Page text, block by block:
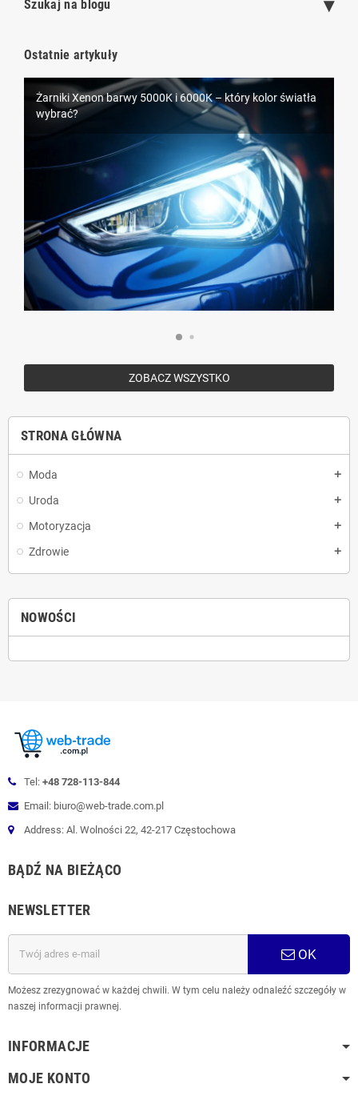
Szukaj na blogu
Ostatnie artykuły
LEDowe oświetlenie samochodowe D1S – nowoczesna
Żarniki Xenon barwy 5000K i 6000K – który kolor światła
wybrać?
ZOBACZ WSZYSTKO
STRONA GŁÓWNA
Moda add
Uroda add
Motoryzacja add
Zdrowie add
NOWOŚCI
Tel: +48 728-113-844
Email: biuro@web-trade.com.pl
Address: Al. Wolności 22, 42-217 Częstochowa
BĄDŹ NA BIEŻĄCO
NEWSLETTER
OK
Możesz zrezygnować w każdej chwili. W tym celu należy odnaleźć szczegóły w
naszej informacji prawnej.
INFORMACJE
MOJE KONTO